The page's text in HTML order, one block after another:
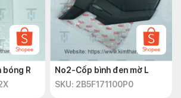
bóng R
No2-Cốp bình đen mờ L
SKU: 2B5F171100P0